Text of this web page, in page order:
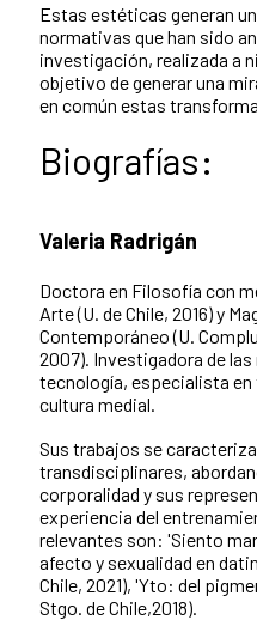
Estas estéticas generan
normativas que han sido
investigación, realizada a
objetivo de generar una
en común estas
Biografías:
Valeria Radrigán
Doctora en Filosofía con
Arte (U. de Chile, 2016) y
Contemporáneo (U.
2007). Investigadora de
tecnología, especialista en
cultura medial.
Sus trabajos se
transdisciplinares,
corporalidad y sus
experiencia del
relevantes son: 'Siento
afecto y sexualidad en
Chile, 2021), 'Yto: del
Stgo. de Chile,2018).